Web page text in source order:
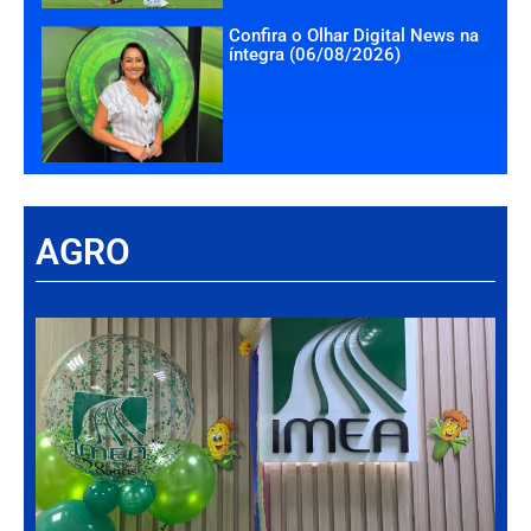
Confira o Olhar Digital News na
íntegra (06/08/2026)
AGRO